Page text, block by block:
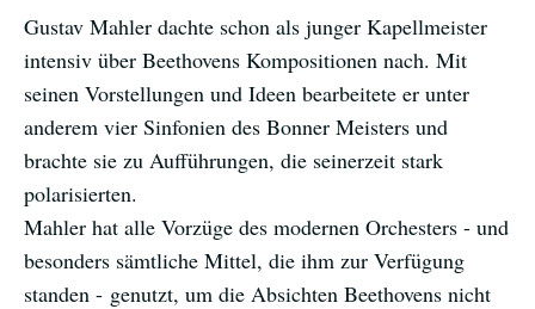
Gustav Mahler dachte schon als junger Kapellmeister
intensiv über Beethovens Kompositionen nach. Mit
seinen Vorstellungen und Ideen bearbeitete er unter
anderem vier Sinfonien des Bonner Meisters und
brachte sie zu Aufführungen, die seinerzeit stark
polarisierten.
Mahler hat alle Vorzüge des modernen Orchesters - und
besonders sämtliche Mittel, die ihm zur Verfügung
standen - genutzt, um die Absichten Beethovens nicht